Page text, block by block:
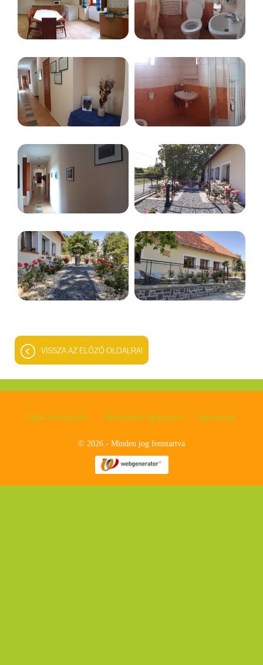
VISSZA AZ ELŐZŐ OLDALRA!
© 2026 - Minden jog fenntartva
Oldal információk Adatkezelési tájékoztató Impresszum